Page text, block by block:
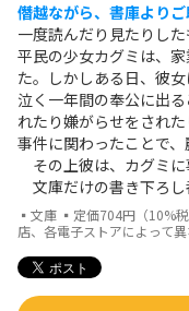
僭越ながら、書庫よりご
一度読んだり見たりし
平民の少女カグミは、
た。しかしある日、彼
泣く一年間の奉公に出
れたり嫌がらせをされ
事件に関わったことで
その上彼は、カグミに
文庫だけの書き下ろし
▪文庫 ▪定価704円（10%
店、各電子ストアによって異